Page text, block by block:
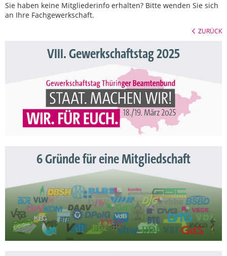
Sie haben keine Mitgliederinfo erhalten? Bitte wenden Sie sich
an Ihre Fachgewerkschaft.
ZURÜCK
VIII. Gewerkschaftstag 2025
6 Gründe für eine Mitgliedschaft